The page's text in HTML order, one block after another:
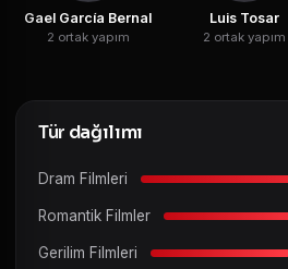
Gael García Bernal
2 ortak yapım
Luis Tosar
2 ortak yapım
Tür dağılımı
Dram Filmleri
Romantik Filmler
Gerilim Filmleri